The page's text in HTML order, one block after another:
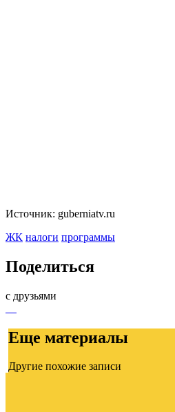
Источник: guberniatv.ru
ЖК налоги программы
Поделиться
с друзьями
Еще материалы
Другие похожие записи